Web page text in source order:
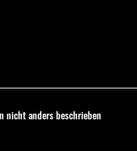
nicht anders beschrieben